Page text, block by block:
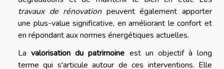
travaux de rénovationpeuvent également apporter
une plus-value significative, en améliorant le confort et
en répondant aux normes énergétiques actuelles.
Lavalorisation du patrimoine est un objectif à long
terme qui s'articule autour de ces interventions. Elle